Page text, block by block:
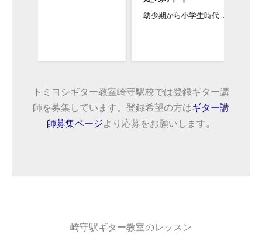
トミヨシギター教室崎守駅校では登録ギター講
師を募集しています。登録希望の方はギター講
師募集ページより応募をお願いします。
崎守駅ギター教室のレッスン